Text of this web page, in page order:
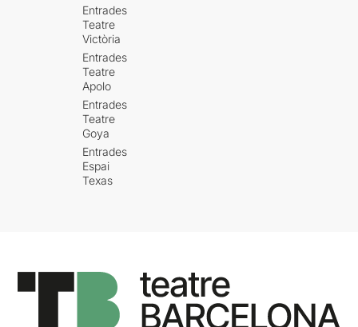
Entrades
Teatre
Victòria
Entrades
Teatre
Apolo
Entrades
Teatre
Goya
Entrades
Espai
Texas